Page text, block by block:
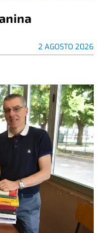
2 AGOSTO 2026